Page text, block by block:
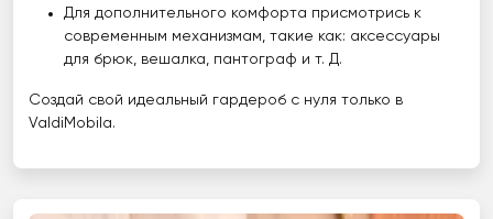
Для дополнительного комфорта присмотрись к
современным механизмам, такие как: аксессуары
для брюк, вешалка, пантограф и т. Д.
Создай свой идеальный гардероб с нуля только в
ValdiMobila.